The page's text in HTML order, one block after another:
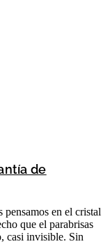
de
pensamos en el cristal
que el parabrisas
casi invisible. Sin